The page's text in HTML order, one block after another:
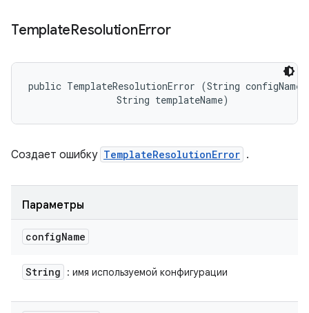
TemplateResolutionError
public TemplateResolutionError (String
                String templateName)
Создает ошибку TemplateResolutionError .
Параметры
configName
String : имя используемой конфигурации